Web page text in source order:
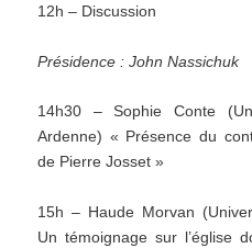
12h – Discussion
Présidence : John Nassichuk
14h30 – Sophie Conte
Ardenne) « Présence du
de Pierre Josset »
15h – Haude Morvan
Un témoignage sur l’église